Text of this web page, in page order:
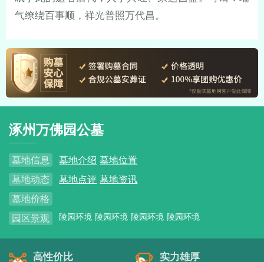
气缭绕百事顺，祥光普照万代昌。
涿州万佛园公墓
墓地信息 墓地介绍 墓地位置
墓地动态
墓地点评 墓地资讯
墓地价格
园区景观
陵园环境 陵园环境 陵园环境 陵园环境
高性价比 实力雄厚